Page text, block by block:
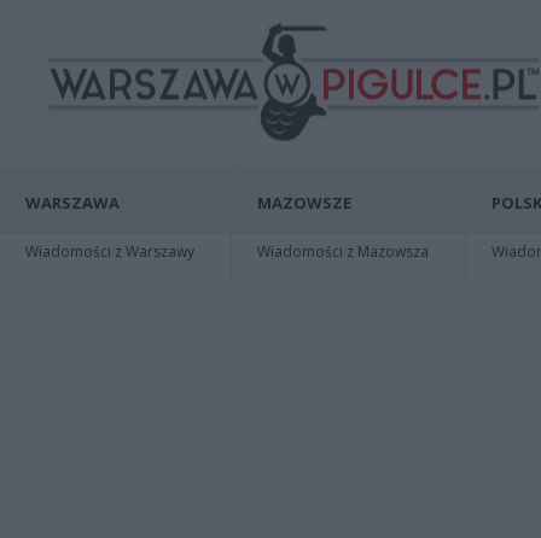
WARSZAWA
Wiadomości z Warszawy
MAZOWSZE
Wiadomości z Mazowsza